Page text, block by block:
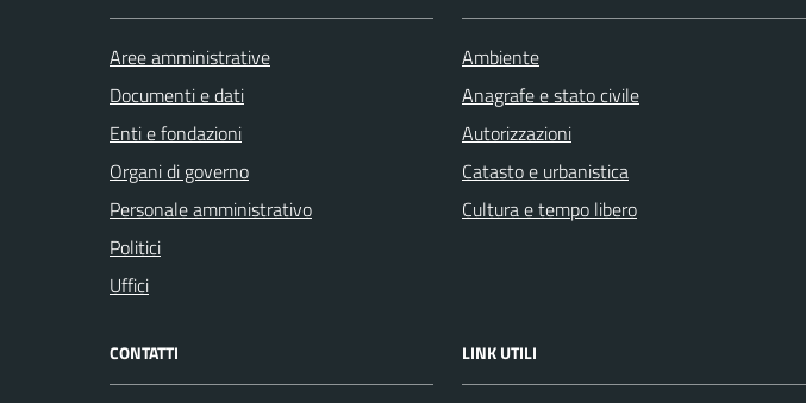
Aree amministrative
Documenti e dati
Enti e fondazioni
Organi di governo
Personale amministrativo
Politici
Uffici
Ambiente
Anagrafe e stato civile
Autorizzazioni
Catasto e urbanistica
Cultura e tempo libero
CONTATTI LINK UTILI